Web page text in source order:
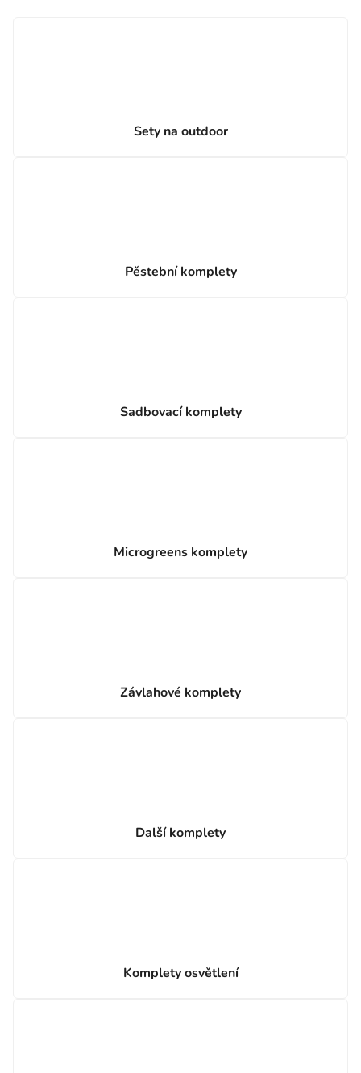
Sety na outdoor
Pěstební komplety
Sadbovací komplety
Microgreens komplety
Závlahové komplety
Další komplety
Komplety osvětlení